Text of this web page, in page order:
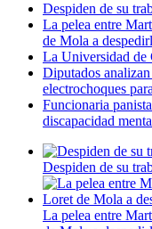
Despiden de su
La pelea entre
de Mola a
La Universidad de
Diputados
electrochoques
Funcionaria
discapacidad
Despiden de su
La pelea entre